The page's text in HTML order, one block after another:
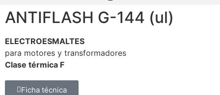
ANTIFLASH G-144 (ul)
ELECTROESMALTES
para motores y transformadores
Clase térmica F
Ficha técnica